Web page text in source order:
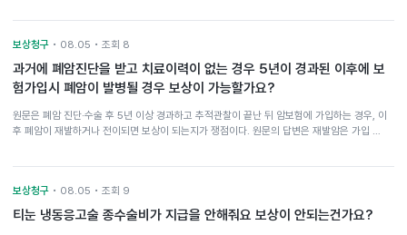
보상청구 • 08.05 • 조회 8
과거에 폐암진단을 받고 치료이력이 없는 경우 5년이 경과된 이후에 보
험가입시 폐암이 발병될 경우 보상이 가능할가요?
원문은 폐암 진단·수술 후 5년 이상 경과하고 추적관찰이 끝난 뒤 암보험에 가입하는 경우, 이
후 폐암이 재발하거나 전이되면 보상이 되는지가 쟁점이다. 원문의 답변은 재발암은 가입 …
보상청구 • 08.05 • 조회 9
티눈 냉동응고술 종수술비가 지급을 안해줘요 보상이 안되는건가요?